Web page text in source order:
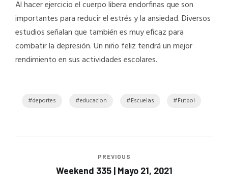
Al hacer ejercicio el cuerpo libera endorfinas que son
importantes para reducir el estrés y la ansiedad. Diversos
estudios señalan que también es muy eficaz para
combatir la depresión. Un niño feliz tendrá un mejor
rendimiento en sus actividades escolares.
deportes educacion Escuelas Futbol
PREVIOUS
Weekend 335 | Mayo 21, 2021